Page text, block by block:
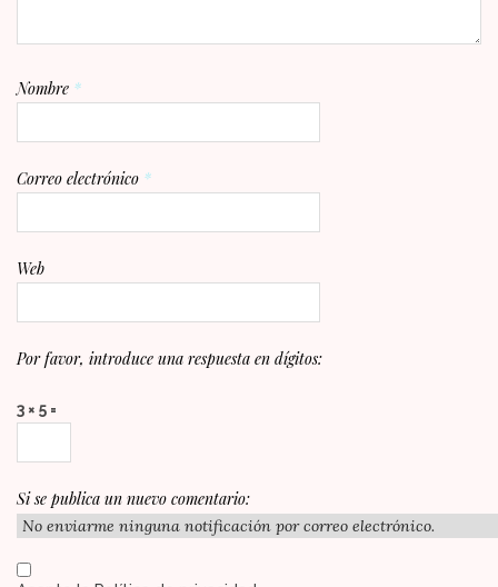
Nombre *
Correo electrónico *
Web
Por favor, introduce una respuesta en dígitos:
3 × 5 =
Si se publica un nuevo comentario: